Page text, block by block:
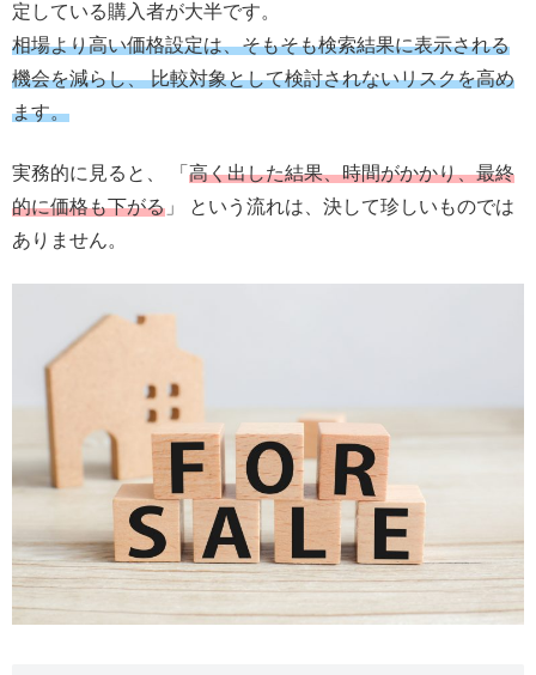
定している購入者が大半です。
相場より高い価格設定は、そもそも検索結果に表示される
機会を減らし、 比較対象として検討されないリスクを高め
ます。
実務的に見ると、 「 高く出した結果、時間がかかり、最終
的に価格も下がる 」 という流れは、決して珍しいものでは
ありません。